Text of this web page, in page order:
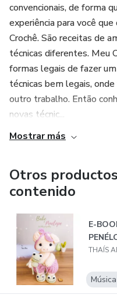
convencionais, de forma
experiência para você
Crochê. São receitas de
técnicas diferentes. Meu
formas legais de fazer
técnicas bem legais,
outro trabalho. Então
novas técnic...
Mostrar más
Otros
contenido
E-
THAÍS